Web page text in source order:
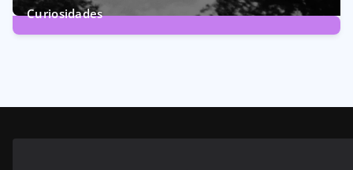
Curiosidades